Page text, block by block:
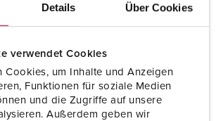
Details Über Cookies
verwendet Cookies
Cookies, um Inhalte und Anzeigen
Funktionen für soziale Medien
und die Zugriffe auf unsere
Außerdem geben wir